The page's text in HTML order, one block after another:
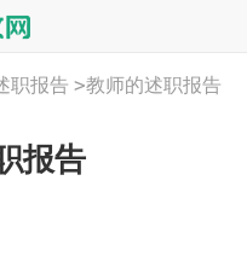
职报告 >教师的述职报告
报告